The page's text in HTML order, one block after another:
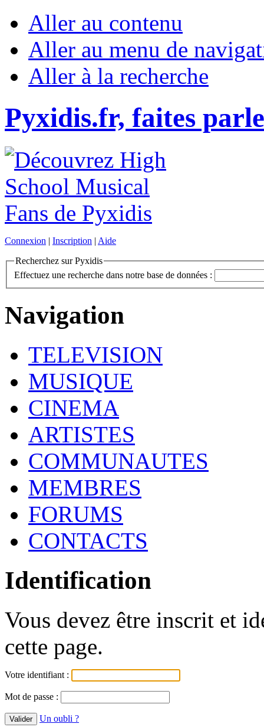
Aller au contenu
Aller au menu de
Aller à la recherche
Pyxidis.fr, faites
Connexion | Inscription | Aide
Recherchez sur Pyxidis
Effectuez une recherche dans notre base de données :
Navigation
TELEVISION
MUSIQUE
CINEMA
ARTISTES
COMMUNAUTES
MEMBRES
FORUMS
CONTACTS
Identification
Vous devez être inscrit et
cette page.
Votre identifiant :
Mot de passe :
Un oubli ?